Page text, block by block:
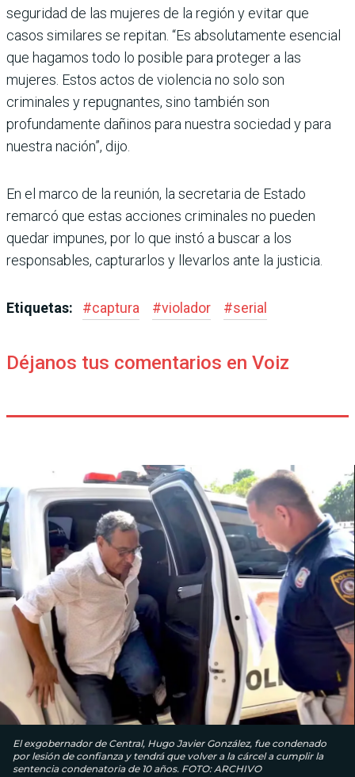
seguri­dad de las mujeres de la región y evitar que
casos similares se repitan. “Es absolutamente esencial
que hagamos todo lo posible para proteger a las
mujeres. Estos actos de vio­lencia no solo son
criminales y repugnantes, sino también son
profundamente dañinos para nuestra sociedad y para
nuestra nación”, dijo.
En el marco de la reunión, la secretaria de Estado
remarcó que estas acciones criminales no pueden
quedar impunes, por lo que instó a buscar a los
responsables, capturarlos y llevarlos ante la justicia.
Etiquetas: #captura #violador #serial
Déjanos tus comentarios en Voiz
El exgobernador de Central, Hugo Javier González, fue condenado
por lesión de confianza y tendrá que volver a la cárcel a cumplir la
sentencia condenatoria de 10 años. FOTO: ARCHIVO